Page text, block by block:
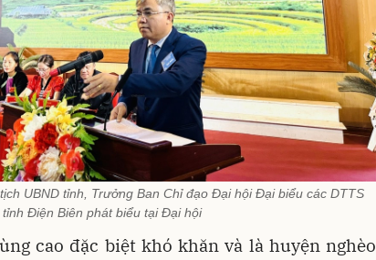
UBND tỉnh, Trưởng Ban Chỉ đạo Đại hội Đại biểu các DTTS
tỉnh Điện Biên phát biểu tại Đại hội
cao đặc biệt khó khăn và là huyện nghèo